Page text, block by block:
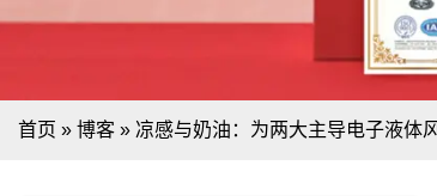
首页 » 博客 » 凉感与奶油：为两大主导电子液体